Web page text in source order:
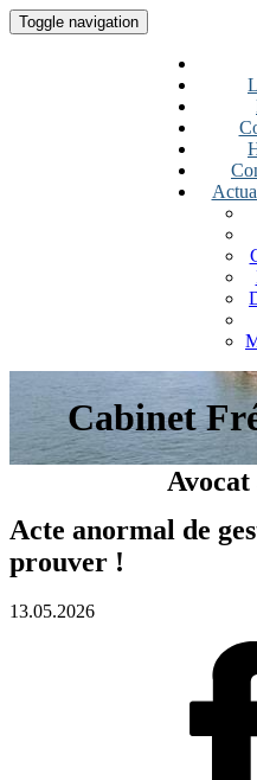
Toggle navigation
Cabinet
Acte anormal de
prouver !
13.05.2026